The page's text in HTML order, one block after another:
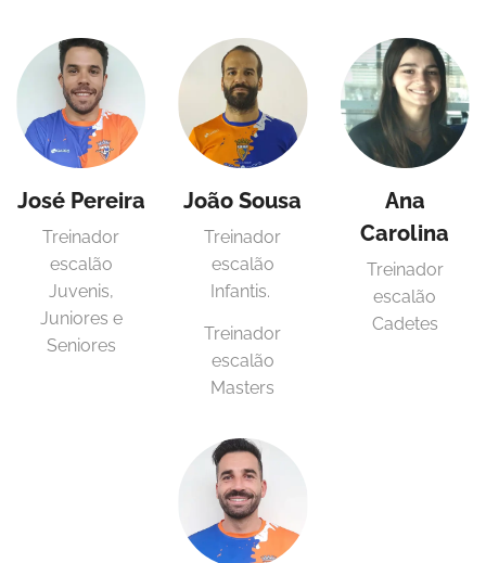
José Pereira
Treinador
escalão
Juvenis,
Juniores e
Seniores
João Sousa
Treinador
escalão
Infantis.
Treinador
escalão
Masters
Ana
Carolina
Treinador
escalão
Cadetes